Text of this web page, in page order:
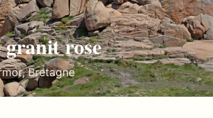
granit rose
,Bretagne